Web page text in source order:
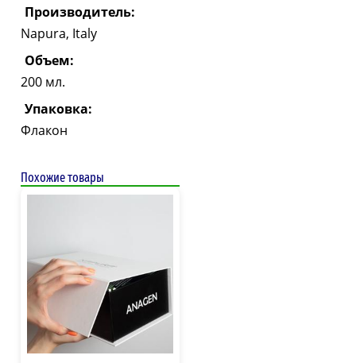
Производитель:
Napura, Italy
Объем:
200 мл.
Упаковка:
Флакон
Похожие товары